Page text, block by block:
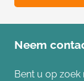
Neem
Bent u op